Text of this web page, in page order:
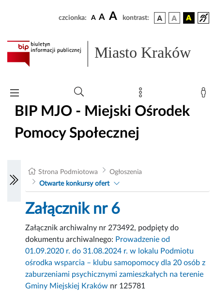
czcionka: A A A kontrast:
Miasto Kraków
BIP MJO - Miejski Ośrodek
Pomocy Społecznej
Strona Podmiotowa
Ogłoszenia
Otwarte konkursy ofert
Załącznik nr 6
Załącznik archiwalny nr 273492, podpięty do
dokumentu archiwalnego: Prowadzenie od
01.09.2020 r. do 31.08.2024 r. w lokalu Podmiotu
ośrodka wsparcia – klubu samopomocy dla 20 osób z
zaburzeniami psychicznymi zamieszkałych na terenie
Gminy Miejskiej Kraków nr 125781